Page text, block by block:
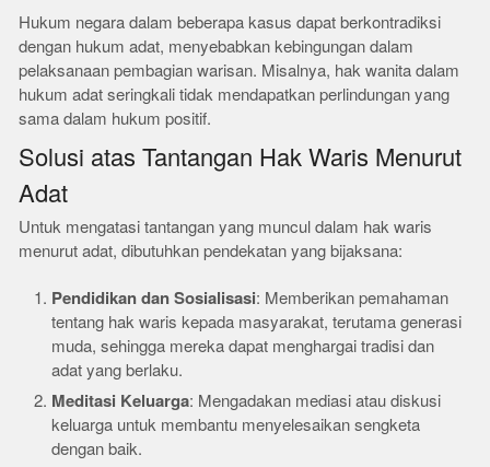
Hukum negara dalam beberapa kasus dapat berkontradiksi
dengan hukum adat, menyebabkan kebingungan dalam
pelaksanaan pembagian warisan. Misalnya, hak wanita dalam
hukum adat seringkali tidak mendapatkan perlindungan yang
sama dalam hukum positif.
Solusi atas Tantangan Hak Waris Menurut
Adat
Untuk mengatasi tantangan yang muncul dalam hak waris
menurut adat, dibutuhkan pendekatan yang bijaksana:
Pendidikan dan Sosialisasi: Memberikan pemahaman
tentang hak waris kepada masyarakat, terutama generasi
muda, sehingga mereka dapat menghargai tradisi dan
adat yang berlaku.
Meditasi Keluarga: Mengadakan mediasi atau diskusi
keluarga untuk membantu menyelesaikan sengketa
dengan baik.